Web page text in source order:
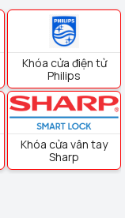
Khóa cửa điện tử
Philips
Khóa cửa vân tay
Sharp